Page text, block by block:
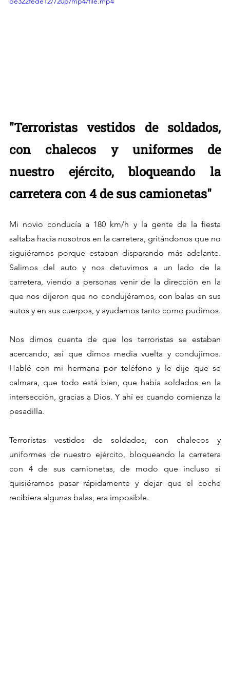
"Terroristas vestidos de soldados,
con chalecos y uniformes de
nuestro ejército, bloqueando la
carretera con 4 de sus camionetas"
Mi novio conducía a 180 km/h y la gente de la fiesta
saltaba hacia nosotros en la carretera, gritándonos que no
siguiéramos porque estaban disparando más adelante.
Salimos del auto y nos detuvimos a un lado de la
carretera, viendo a personas venir de la dirección en la
que nos dijeron que no condujéramos, con balas en sus
autos y en sus cuerpos, y ayudamos tanto como pudimos.
Nos dimos cuenta de que los terroristas se estaban
acercando, así que dimos media vuelta y condujimos.
Hablé con mi hermana por teléfono y le dije que se
calmara, que todo está bien, que había soldados en la
intersección, gracias a Dios. Y ahí es cuando comienza la
pesadilla.
Terroristas vestidos de soldados, con chalecos y
uniformes de nuestro ejército, bloqueando la carretera
con 4 de sus camionetas,
de modo que incluso si
quisiéramos pasar rápidamente y dejar que el coche
recibiera algunas balas, era imposible.